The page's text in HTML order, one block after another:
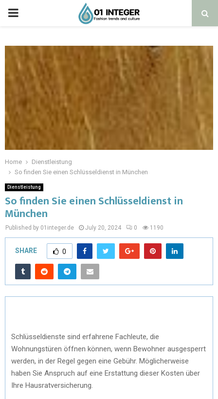
Home
Dienstleistung
So finden Sie einen Schlüsseldienst in München
Dienstleistung
So finden Sie einen Schlüsseldienst in
München
Published by 01integer.de July 20, 2024 0 1190
SHARE 0
Schlüsseldienste sind erfahrene Fachleute, die
Wohnungstüren öffnen können, wenn Bewohner ausgesperrt
werden, in der Regel gegen eine Gebühr. Möglicherweise
haben Sie Anspruch auf eine Erstattung dieser Kosten über
Ihre Hausratversicherung.